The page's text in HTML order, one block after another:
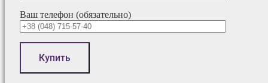
Ваш телефон (обязательно)